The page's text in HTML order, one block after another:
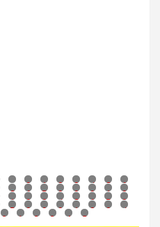
0 1 2 3 4 5 6
5 6 7 8 9 0 1 2
1 2 3 4 5 6 7 8
7 8 9 0 1 2 3 4
0 1 2 3 4 5